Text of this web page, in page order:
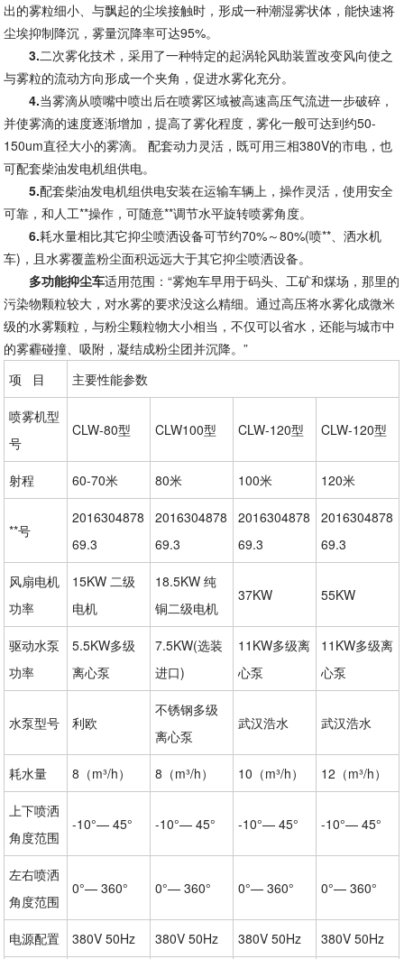
出的雾粒细小、与飘起的尘埃接触时，形成一种潮湿雾状体，能快速将
尘埃抑制降沉，雾量沉降率可达95%。
3.二次雾化技术，采用了一种特定的起涡轮风助装置改变风向使之
与雾粒的流动方向形成一个夹角，促进水雾化充分。
4.当雾滴从喷嘴中喷出后在喷雾区域被高速高压气流进一步破碎，
并使雾滴的速度逐渐增加，提高了雾化程度，雾化一般可达到约50-
150um直径大小的雾滴。 配套动力灵活，既可用三相380V的市电，也
可配套柴油发电机组供电。
5.配套柴油发电机组供电安装在运输车辆上，操作灵活，使用安全
可靠，和人工**操作，可随意**调节水平旋转喷雾角度。
6.耗水量相比其它抑尘喷洒设备可节约70%～80%(喷**、洒水机
车)，且水雾覆盖粉尘面积远远大于其它抑尘喷洒设备。
多功能抑尘车适用范围：“雾炮车早用于码头、工矿和煤场，那里的
污染物颗粒较大，对水雾的要求没这么精细。通过高压将水雾化成微米
级的水雾颗粒，与粉尘颗粒物大小相当，不仅可以省水，还能与城市中
的雾霾碰撞、吸附，凝结成粉尘团并沉降。”
项 目
主要性能参数
喷雾机型
号
CLW-80型 CLW100型 CLW-120型 CLW-120型
射程 60-70米 80米 100米 120米
**号
2016304878
69.3
2016304878
69.3
2016304878
69.3
2016304878
69.3
风扇电机
功率
15KW 二级
电机
18.5KW 纯
铜二级电机
37KW 55KW
驱动水泵
功率
5.5KW多级
离心泵
7.5KW(选装
进口)
11KW多级离
心泵
11KW多级离
心泵
水泵型号 利欧
不锈钢多级
离心泵
武汉浩水 武汉浩水
耗水量 8（m³/h） 8（m³/h） 10（m³/h） 12（m³/h）
上下喷洒
角度范围
-10°— 45° -10°— 45° -10°— 45° -10°— 45°
左右喷洒
角度范围
0°— 360° 0°— 360° 0°— 360° 0°— 360°
电源配置 380V 50Hz 380V 50Hz 380V 50Hz 380V 50Hz